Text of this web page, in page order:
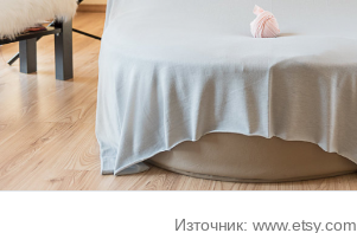
Източник: www.etsy.com